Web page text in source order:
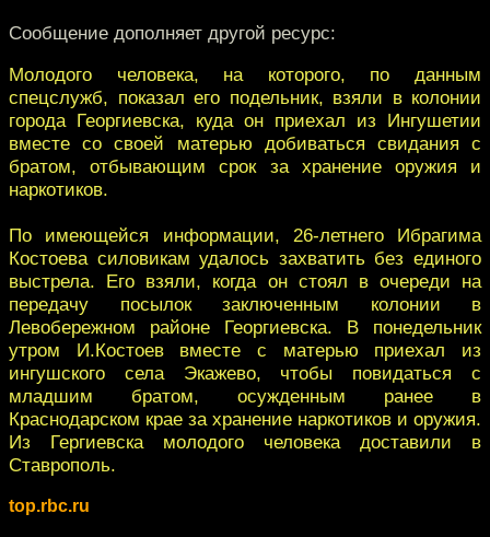
Сообщение дополняет другой ресурс:
Молодого человека, на которого, по данным
спецслужб, показал его подельник, взяли в колонии
города Георгиевска, куда он приехал из Ингушетии
вместе со своей матерью добиваться свидания с
братом, отбывающим срок за хранение оружия и
наркотиков.
По имеющейся информации, 26-летнего Ибрагима
Костоева силовикам удалось захватить без единого
выстрела. Его взяли, когда он стоял в очереди на
передачу посылок заключенным колонии в
Левобережном районе Георгиевска. В понедельник
утром И.Костоев вместе с матерью приехал из
ингушского села Экажево, чтобы повидаться с
младшим братом, осужденным ранее в
Краснодарском крае за хранение наркотиков и оружия.
Из Гергиевска молодого человека доставили в
Ставрополь.
top.rbc.ru